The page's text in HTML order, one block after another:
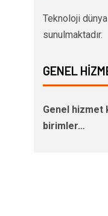
Teknoloji
sunulmaktadır.
GENEL
Genel hizmet
birimler…